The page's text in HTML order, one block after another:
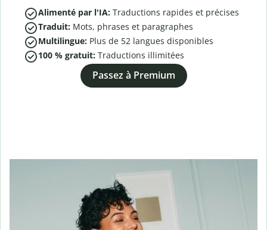
Alimenté par l'IA: Traductions rapides et précises
Traduit: Mots, phrases et paragraphes
Multilingue: Plus de 52 langues disponibles
100 % gratuit: Traductions illimitées
Passez à Premium